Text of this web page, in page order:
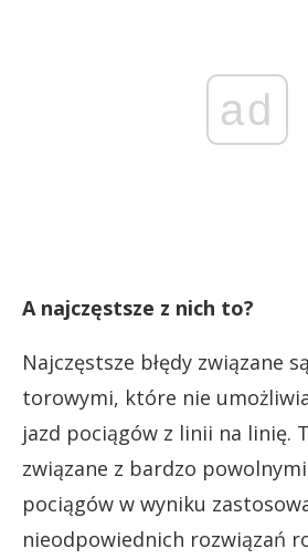
ad
A najczęstsze z nich to?
Najczęstsze błędy związane
torowymi, które nie
jazd pociągów z linii na linię.
związane z bardzo
pociągów w wyniku
nieodpowiednich rozwiązań